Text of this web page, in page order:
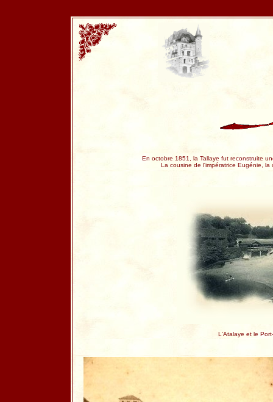
En octobre 1851, la Tallaye fut reconstruite
La cousine de l'impératrice Eugénie,
L'Atalaye et le